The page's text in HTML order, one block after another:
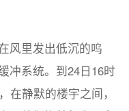
风里发出低沉的呜
冲系统。到24日16时
在静默的楼宇之间，